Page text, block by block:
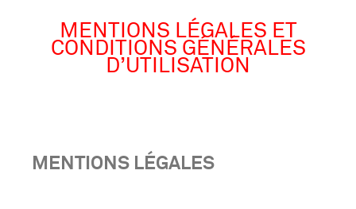
MENTIONS LÉGALES ET
CONDITIONS GÉNÉRALES
D’UTILISATION
MENTIONS LÉGALES